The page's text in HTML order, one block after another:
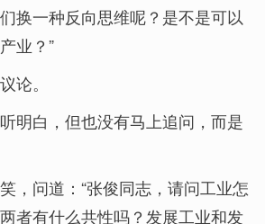
换一种反向思维呢？是不是可以
业？”
论。
明白，但也没有马上追问，而是
，问道：“张俊同志，请问工业怎
者有什么共性吗？发展工业和发